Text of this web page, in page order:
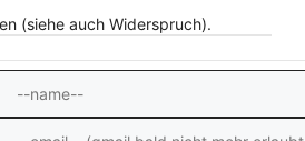
(siehe auch Widerspruch).